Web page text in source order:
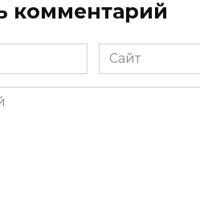
комментарий
Сайт